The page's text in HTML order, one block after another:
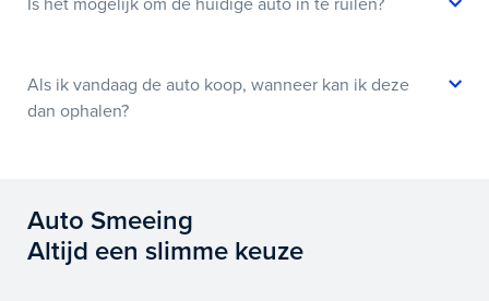
Is het mogelijk om de huidige auto in te ruilen?
Als ik vandaag de auto koop, wanneer kan ik deze
dan ophalen?
Auto Smeeing
Altijd een slimme keuze